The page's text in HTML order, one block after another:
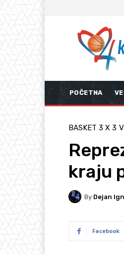
POČETNA
BASKET 3 X 3
kraju
By Dejan
Facebook